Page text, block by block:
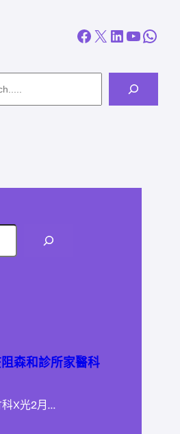
Facebook X LinkedIn YouTube WhatsApp
森和診所家醫科
科X光2月…